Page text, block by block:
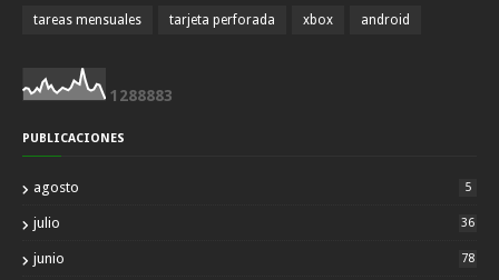
tareas mensuales tarjeta perforada xbox android
1 288883
PUBLICACIONES
agosto 5
julio 36
junio 78